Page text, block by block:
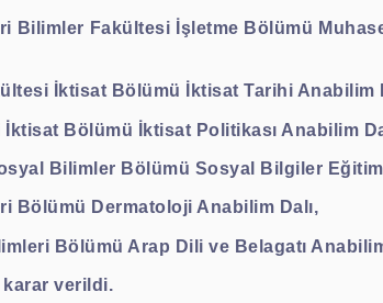
Bilimler Fakültesi İşletme Bölümü
İktisat Bölümü İktisat Tarihi Anabilim
Bölümü İktisat Politikası Anabilim
Bilimler Bölümü Sosyal Bilgiler
Bölümü Dermatoloji Anabilim Dalı,
Bölümü Arap Dili ve Belagatı
karar verildi.